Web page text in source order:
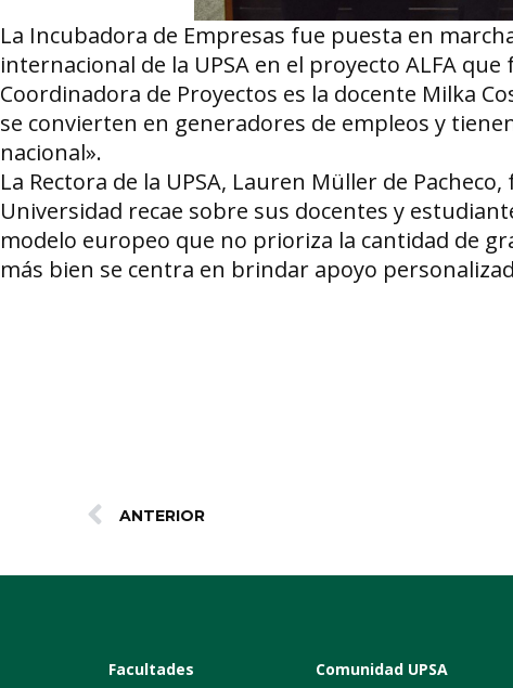
La Incubadora de Empresas fue puesta en
internacional de la UPSA en el proyecto ALFA
Coordinadora de Proyectos es la docente Milka
se convierten en generadores de empleos y
nacional».
La Rectora de la UPSA, Lauren Müller de
Universidad recae sobre sus docentes y
modelo europeo que no prioriza la cantidad de
más bien se centra en brindar apoyo
ANTERIOR
Facultades Comunidad UPSA